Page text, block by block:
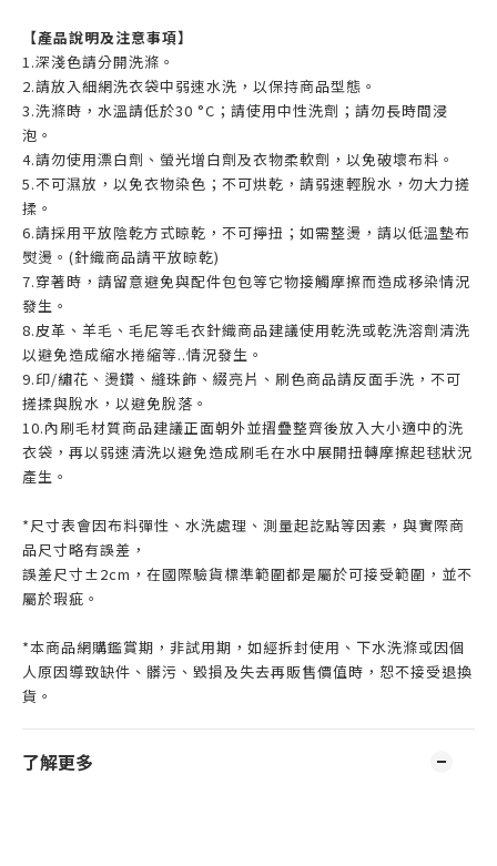
【產品說明及注意事項】
1.深淺色請分開洗滌。
2.請放入細網洗衣袋中弱速水洗，以保持商品型態。
3.洗滌時，水溫請低於30 °C；請使用中性洗劑；請勿長時間浸
泡。
4.請勿使用漂白劑、螢光增白劑及衣物柔軟劑，以免破壞布料。
5.不可濕放，以免衣物染色；不可烘乾，請弱速輕脫水，勿大力搓
揉。
6.請採用平放陰乾方式晾乾，不可擰扭；如需整燙，請以低溫墊布
熨燙。(針織商品請平放晾乾)
7.穿著時，請留意避免與配件包包等它物接觸摩擦而造成移染情況
發生。
8.皮革、羊毛、毛尼等毛衣針織商品建議使用乾洗或乾洗溶劑清洗
以避免造成縮水捲縮等..情況發生。
9.印/繡花、燙鑽、縫珠飾、綴亮片、刷色商品請反面手洗，不可
搓揉與脫水，以避免脫落。
10.內刷毛材質商品建議正面朝外並摺疊整齊後放入大小適中的洗
衣袋，再以弱速清洗以避免造成刷毛在水中展開扭轉摩擦起毬狀況
產生。
*尺寸表會因布料彈性、水洗處理、測量起訖點等因素，與實際商
品尺寸略有誤差，
誤差尺寸±2cm，在國際驗貨標準範圍都是屬於可接受範圍，並不
屬於瑕疵。
*本商品網購鑑賞期，非試用期，如經拆封使用、下水洗滌或因個
人原因導致缺件、髒污、毀損及失去再販售價值時，恕不接受退換
貨。
了解更多